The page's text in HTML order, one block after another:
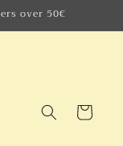
over 50€
Cart